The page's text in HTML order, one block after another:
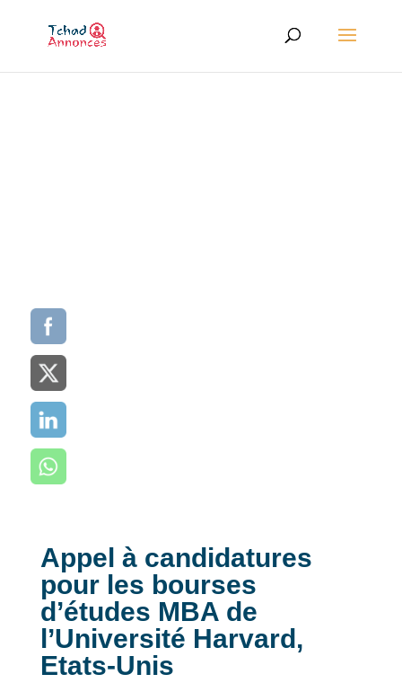
Appel à candidatures
pour les bourses
d’études MBA de
l’Université Harvard,
Etats-Unis